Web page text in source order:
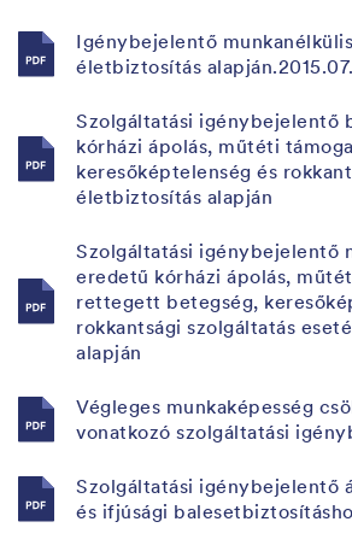
Igénybejelentő
életbiztosítás
Szolgáltatási igénybejelentő
kórházi ápolás, műtéti
keresőképtelenség és
életbiztosítás alapján
Szolgáltatási igénybejelentő
eredetű kórházi ápolás,
rettegett betegség,
rokkantsági szolgáltatás
alapján
Végleges munkaképesség
vonatkozó szolgáltatási
Szolgáltatási igénybejelentő
és ifjúsági